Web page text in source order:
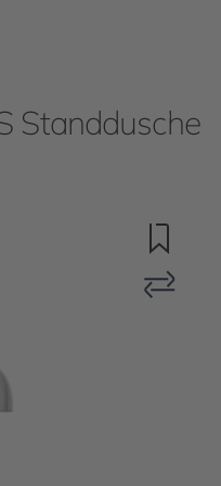
Standdusche